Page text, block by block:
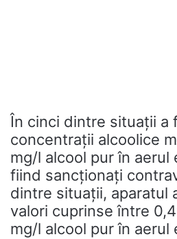
În cinci dintre situaţii a
concentraţii alcoolice
mg/l alcool pur în aerul
fiind sancționați
dintre situații, aparatul
valori cuprinse între
mg/l alcool pur în aerul